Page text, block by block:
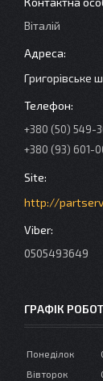
Віталій
Григорівське
+380 (50) 549-
+380 (93) 601-
http://
0505493649
ГРАФІК
Понеділок
Вівторок